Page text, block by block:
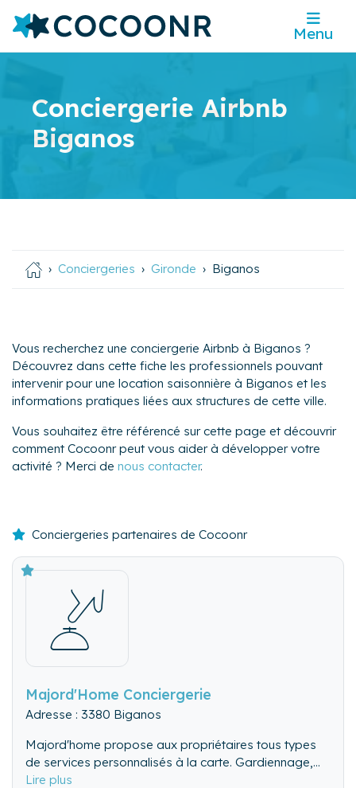
Menu
Conciergerie Airbnb
Biganos
Conciergeries Gironde Biganos
Vous recherchez une conciergerie Airbnb à Biganos ?
Découvrez dans cette fiche les professionnels pouvant
intervenir pour une location saisonnière à Biganos et les
informations pratiques liées aux structures de cette ville.
Vous souhaitez être référencé sur cette page et découvrir
comment Cocoonr peut vous aider à développer votre
activité ? Merci de nous contacter.
Conciergeries partenaires de Cocoonr
Majord'Home Conciergerie
Adresse : 3380 Biganos
Majord'home propose aux propriétaires tous types
de services personnalisés à la carte. Gardiennage,
entretien des jardins et piscine, travaux de rénovation